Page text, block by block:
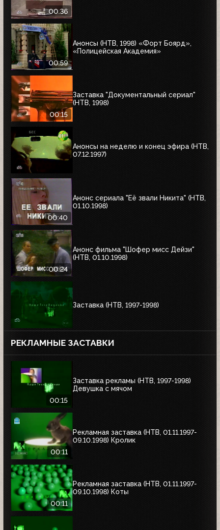
00:36
00:59
Анонсы (НТВ, 1998) «Форт Боярд»,
«Полицейская Академия»
00:15
Заставка "Документальный сериал"
(НТВ, 1998)
Анонсы на неделю и конец эфира (НТВ,
07.12.1997)
00:40
Анонс сериала "Её звали Никита" (НТВ,
01.10.1998)
00:24
Анонс фильма "Шофер мисс Дейзи"
(НТВ, 01.10.1998)
Заставка (НТВ, 1997-1998)
РЕКЛАМНЫЕ ЗАСТАВКИ
00:15
Заставка рекламы (НТВ, 1997-1998)
Девушка с мячом
00:11
Рекламная заставка (НТВ, 01.11.1997-
09.10.1998) Кролик
00:11
Рекламная заставка (НТВ, 01.11.1997-
09.10.1998) Коты